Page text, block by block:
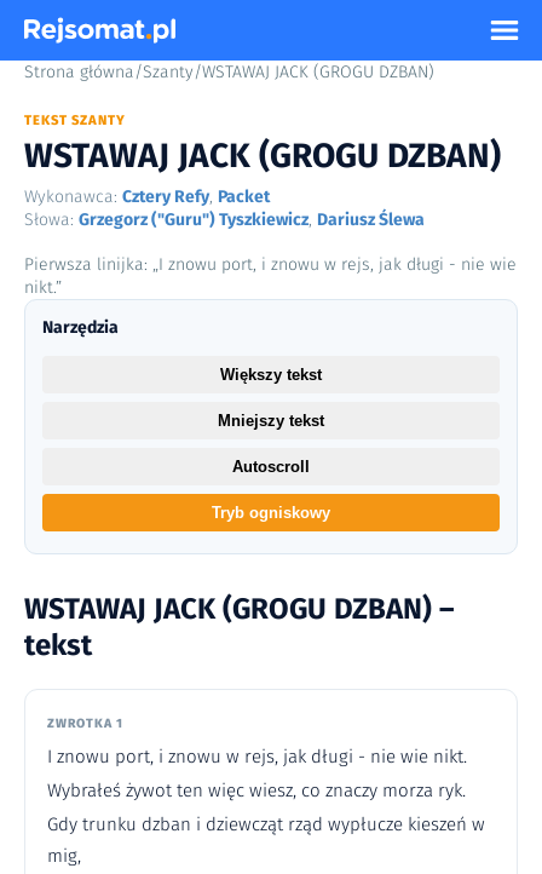
Strona główna/Szanty/WSTAWAJ JACK (GROGU DZBAN)
TEKST SZANTY
WSTAWAJ JACK (GROGU DZBAN)
Wykonawca: Cztery Refy, Packet
Słowa: Grzegorz ("Guru") Tyszkiewicz, Dariusz Ślewa
Pierwsza linijka: „I znowu port, i znowu w rejs, jak długi - nie wie
nikt.”
WSTAWAJ JACK (GROGU DZBAN) –
tekst
ZWROTKA 1
I znowu port, i znowu w rejs, jak długi - nie wie nikt.
Wybrałeś żywot ten więc wiesz, co znaczy morza ryk.
Gdy trunku dzban i dziewcząt rząd wypłucze kieszeń w
mig,
Narzędzia
Większy tekst
Mniejszy tekst
Autoscroll
Tryb ogniskowy